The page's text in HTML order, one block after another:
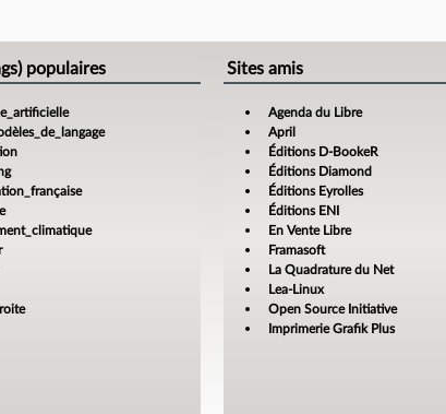
populaires Sites amis
Agenda du Libre
April
Éditions D-BookeR
Éditions Diamond
Éditions Eyrolles
Éditions ENI
En Vente Libre
Framasoft
La Quadrature du Net
Lea-Linux
Open Source Initiative
Imprimerie Grafik Plus